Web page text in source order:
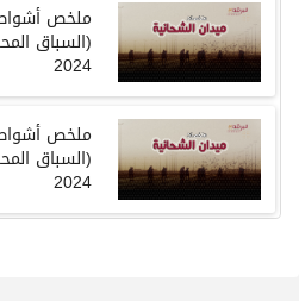
ملخص أشواط
2024
ملخص أشواط
2024